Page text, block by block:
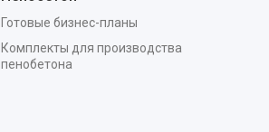
Готовые бизнес-планы
Комплекты для производства
пенобетона